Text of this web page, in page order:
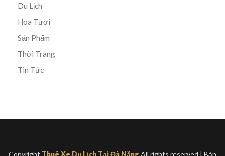
Du Lịch
Hoa Tươi
Sản Phẩm
Thời Trang
Tin Tức
Copyright Thuê Xe Du Lịch Tại Đà Nẵng All rights reserved | Bản